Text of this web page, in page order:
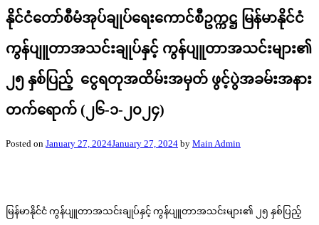
နိုင်ငံတော်စီမံအုပ်ချုပ်ရေးကောင်စီဥက္ကဋ္ဌ မြန်မာနိုင်ငံ
ကွန်ပျူတာအသင်းချုပ်နှင့် ကွန်ပျူတာအသင်းများ၏
၂၅ နှစ်ပြည့် ငွေရတုအထိမ်းအမှတ် ဖွင့်ပွဲအခမ်းအနား
တက်ရောက် (၂၆-၁-၂၀၂၄)
Posted on January 27, 2024January 27, 2024 by Main Admin
မြန်မာနိုင်ငံ ကွန်ပျူတာအသင်းချုပ်နှင့် ကွန်ပျူတာအသင်းများ၏ ၂၅ နှစ်ပြည့်